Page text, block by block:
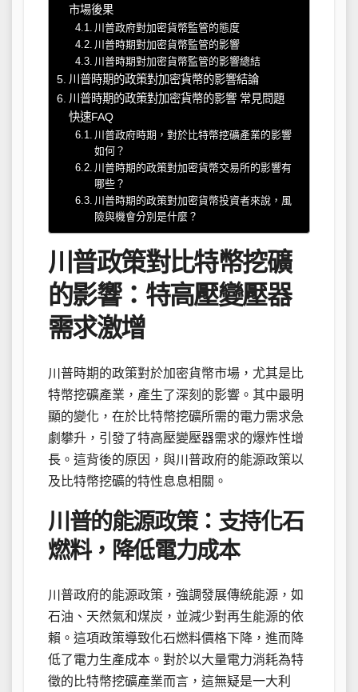
市場後果
川普政府對加密貨幣監管的態度
川普時期對加密貨幣監管的影響
川普時期對加密貨幣監管的影響總結
川普時期的政策對加密貨幣的影響結論
川普時期的政策對加密貨幣的影響 常見問題
快速FAQ
川普政府時期，對於比特幣挖礦產業的影響
如何？
川普時期的政策對加密貨幣交易所的影響有
哪些？
川普時期的政策對加密貨幣投資者來說，風
險與機會分別是什麼？
川普政策對比特幣挖礦
的影響：特高壓變壓器
需求激增
川普時期的政策對於加密貨幣市場，尤其是比
特幣挖礦產業，產生了深刻的影響。其中最明
顯的變化，在於比特幣挖礦所需的電力需求急
劇攀升，引發了特高壓變壓器需求的爆炸性增
長。這背後的原因，與川普政府的能源政策以
及比特幣挖礦的特性息息相關。
川普的能源政策：支持化石
燃料，降低電力成本
川普政府的能源政策，強調發展傳統能源，如
石油、天然氣和煤炭，並減少對再生能源的依
賴。這項政策導致化石燃料價格下降，進而降
低了電力生產成本。對於以大量電力消耗為特
徵的比特幣挖礦產業而言，這無疑是一大利